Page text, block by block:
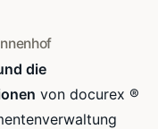
die
von docurex ®